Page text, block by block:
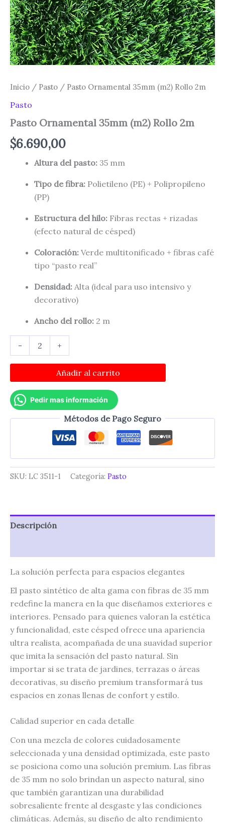
Inicio / Pasto / Pasto Ornamental 35mm (m2) Rollo 2m
Pasto
Pasto Ornamental 35mm (m2) Rollo 2m
$6.690,00
Altura del pasto: 35 mm
Tipo de fibra: Polietileno (PE) + Polipropileno
(PP)
Estructura del hilo: Fibras rectas + rizadas
(efecto natural de césped)
Coloración: Verde multitonificado + fibras café
tipo “pasto real”
Densidad: Alta (ideal para uso intensivo y
decorativo)
Ancho del rollo: 2 m
-
Ornamental
Rollo
2m
cantidad
+
Añadir al carrito
Pedir mas información
Métodos de Pago Seguro
SKU: LC 3511-1 Categoría: Pasto
Descripción
La solución perfecta para espacios elegantes
El pasto sintético de alta gama con fibras de 35 mm
redefine la manera en la que diseñamos exteriores e
interiores. Pensado para quienes valoran la estética
y funcionalidad, este césped ofrece una apariencia
ultra realista, acompañada de una suavidad superior
que imita la sensación del pasto natural. Sin
importar si se trata de jardines, terrazas o áreas
decorativas, su diseño premium transformará tus
espacios en zonas llenas de confort y estilo.
Calidad superior en cada detalle
Con una mezcla de colores cuidadosamente
seleccionada y una densidad optimizada, este pasto
se posiciona como una solución premium. Las fibras
de 35 mm no solo brindan un aspecto natural, sino
que también garantizan una durabilidad
sobresaliente frente al desgaste y las condiciones
climáticas. Además, su diseño de alto rendimiento